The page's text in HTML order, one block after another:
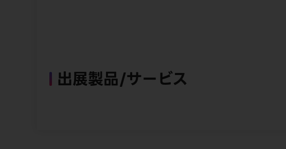
出展製品/サービス